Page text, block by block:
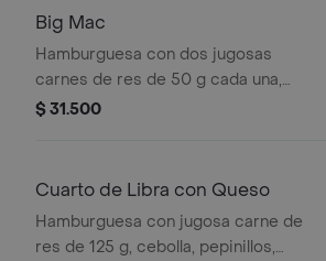
Big Mac
Hamburguesa con dos jugosas
carnes de res de 50 g cada una,
cebolla, lechuga fresca, pepinillos,
Mac™, en pan dorado con ajonjolí.
$ 31.500
Cuarto de Libra con Queso
Hamburguesa con jugosa carne de
res de 125 g, cebolla, pepinillos,